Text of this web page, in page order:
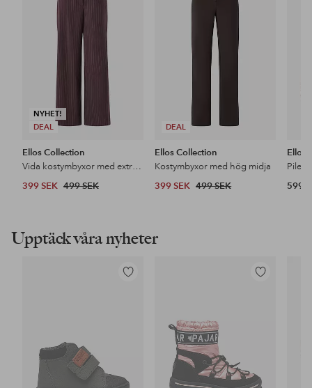
NYHET!
DEAL
Ellos Collection
Vida kostymbyxor med extra hög midja
399 SEK 499 SEK
DEAL
Ellos Collection
Kostymbyxor med hög midja
399 SEK 499 SEK
Ellos
599
Upptäck våra nyheter
Lägg
Lägg